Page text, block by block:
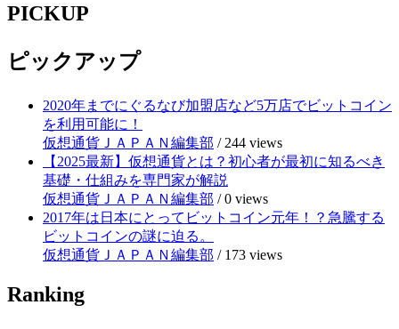
PICKUP
ピックアップ
2020年までにぐるなび加盟店など5万店でビットコイン
を利用可能に！
仮想通貨ＪＡＰＡＮ編集部 / 244 views
【2025最新】仮想通貨とは？初心者が最初に知るべき
基礎・仕組みを専門家が解説
仮想通貨ＪＡＰＡＮ編集部 /0 views
2017年は日本にとってビットコイン元年！？急騰する
ビットコインの謎に迫る。
仮想通貨ＪＡＰＡＮ編集部 / 173 views
Ranking